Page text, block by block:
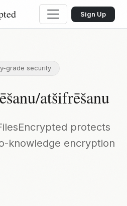
Sign Up
grade security
atšifrēšanu
protects
knowledge encryption